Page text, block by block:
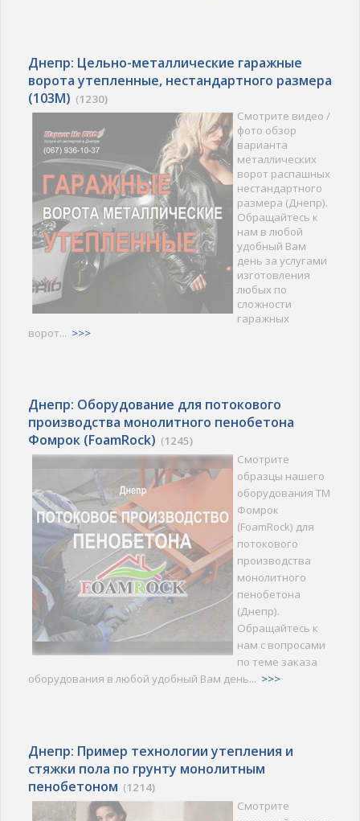
Днепр: Цельно-металлические гаражные
ворота утепленные, нестандартного размера
(103M) (1230)
Смотрите видео /
фото обзор
варианта
металлических
ворот распашных
нестандартного
размера (Днепр).
Обращайтесь к
нам в любой
удобный Вам
день за услугами
изготовления
любых по
сложности
гаражных
ворот... >>>
Днепр: Оборудование для потокового
производства монолитного пенобетона
Фомрок (FoamRock) (1245)
Смотрите
образцы нашего
оборудования ТМ
Фомрок
(FoamRock) для
потокового
производства
монолитного
пенобетона
(Днепр).
Обращайтесь к
нам с вопросами
по теме заказа
оборудования в любой удобный Вам день... >>>
Днепр: Пример технологии утепления и
стяжки пола по грунту монолитным
пенобетоном (1214)
Смотрите